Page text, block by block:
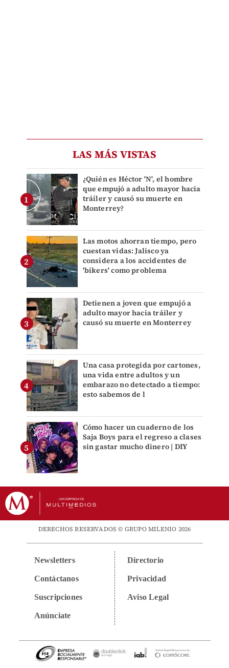
LAS MÁS VISTAS
¿Quién es Héctor 'N', el hombre
que empujó a adulto mayor hacia
tráiler y causó su muerte en
Monterrey?
Las motos ahorran tiempo, pero
cuestan vidas: Jalisco ya
considera a los accidentes de
'bikers' como problema
Detienen a joven que empujó a
adulto mayor hacia tráiler y
causó su muerte en Monterrey
Una casa protegida por cartones,
una vida entre adultos y un
embarazo no detectado a tiempo:
esto sabemos de l
Cómo hacer un cuaderno de los
Saja Boys para el regreso a clases
sin gastar mucho dinero | DIY
DERECHOS RESERVADOS © GRUPO MILENIO 2026
Newsletters
Contáctanos
Suscripciones
Anúnciate
Directorio
Privacidad
Aviso Legal